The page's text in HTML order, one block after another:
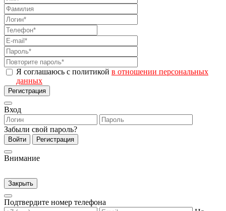
Я соглашаюсь с политикой в отношении персональных
данных
Регистрация
Вход
Забыли свой пароль?
Войти Регистрация
Внимание
Закрыть
Подтвердите номер телефона